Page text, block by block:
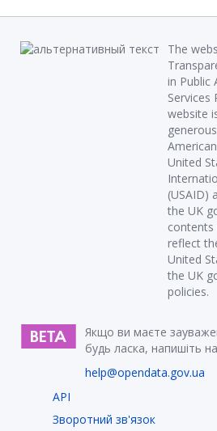
The
in Public
Services
website
United
(USAID)
the UK
contents
reflect
United
the UK
policies.
Якщо ви маєте
будь ласка, напишіть
help@opendata.gov.ua
API
Зворотний зв'язок